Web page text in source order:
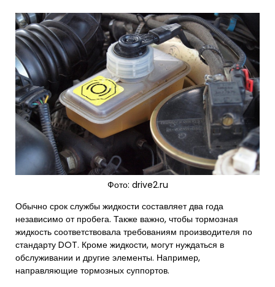
Фото: drive2.ru
Обычно срок службы жидкости составляет два года
независимо от пробега. Также важно, чтобы тормозная
жидкость соответствовала требованиям производителя по
стандарту DOT. Кроме жидкости, могут нуждаться в
обслуживании и другие элементы. Например,
направляющие тормозных суппортов.